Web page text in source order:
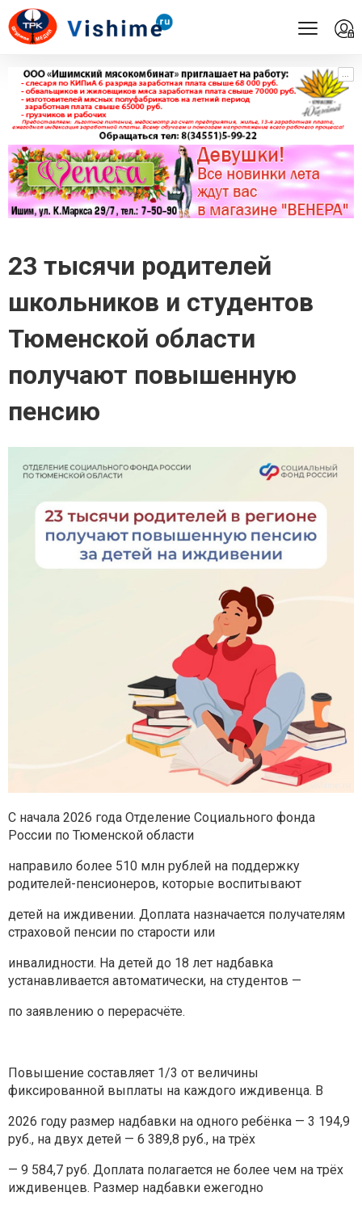
...
...
23 тысячи родителей
школьников и студентов
Тюменской области
получают повышенную
пенсию
С начала 2026 года Отделение Социального фонда
России по Тюменской области
направило более 510 млн рублей на поддержку
родителей-пенсионеров, которые воспитывают
детей на иждивении. Доплата назначается получателям
страховой пенсии по старости или
инвалидности. На детей до 18 лет надбавка
устанавливается автоматически, на студентов —
по заявлению о перерасчёте.
Повышение составляет 1/3 от величины
фиксированной выплаты на каждого иждивенца. В
2026 году размер надбавки на одного ребёнка — 3 194,9
руб., на двух детей — 6 389,8 руб., на трёх
— 9 584,7 руб. Доплата полагается не более чем на трёх
иждивенцев. Размер надбавки ежегодно